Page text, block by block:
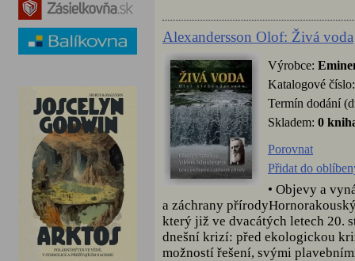
Alexandersson Olof: Živá voda
Výrobce:
Katalogové
Termín dodání
Skladem: 0
Porovnat
Přidat do
• Objevy a
a záchrany
který již ve dvacátých letech 20.
dnešní krizí: před ekologickou
možností řešení, svými